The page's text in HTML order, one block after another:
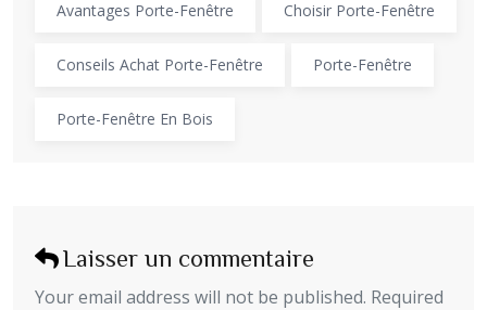
Avantages Porte-Fenêtre Choisir Porte-Fenêtre
Conseils Achat Porte-Fenêtre Porte-Fenêtre
Porte-Fenêtre En Bois
Laisser un commentaire
Your email address will not be published. Required